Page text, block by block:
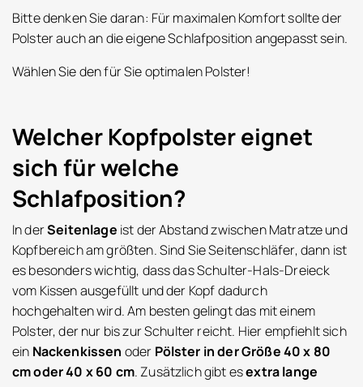
Bitte denken Sie daran: Für maximalen Komfort sollte der
Polster auch an die eigene Schlafposition angepasst sein.
Wählen Sie den für Sie optimalen Polster!
Welcher Kopfpolster eignet
sich für welche
Schlafposition?
In derSeitenlage ist der Abstand zwischen Matratze und
Kopfbereich am größten. Sind Sie Seitenschläfer, dann ist
es besonders wichtig, dass das Schulter-Hals-Dreieck
vom Kissen ausgefüllt und der Kopf dadurch
hochgehalten wird. Am besten gelingt das mit einem
Polster, der nur bis zur Schulter reicht. Hier empfiehlt sich
ein Nackenkissen oder Pölster in der Größe 40 x 80
cm oder 40 x 60 cm. Zusätzlich gibt esextra lange